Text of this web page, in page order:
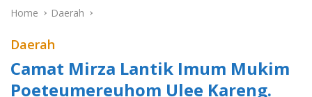
Home Daerah
Daerah
Camat Mirza Lantik Imum Mukim
Poeteumereuhom Ulee Kareng.